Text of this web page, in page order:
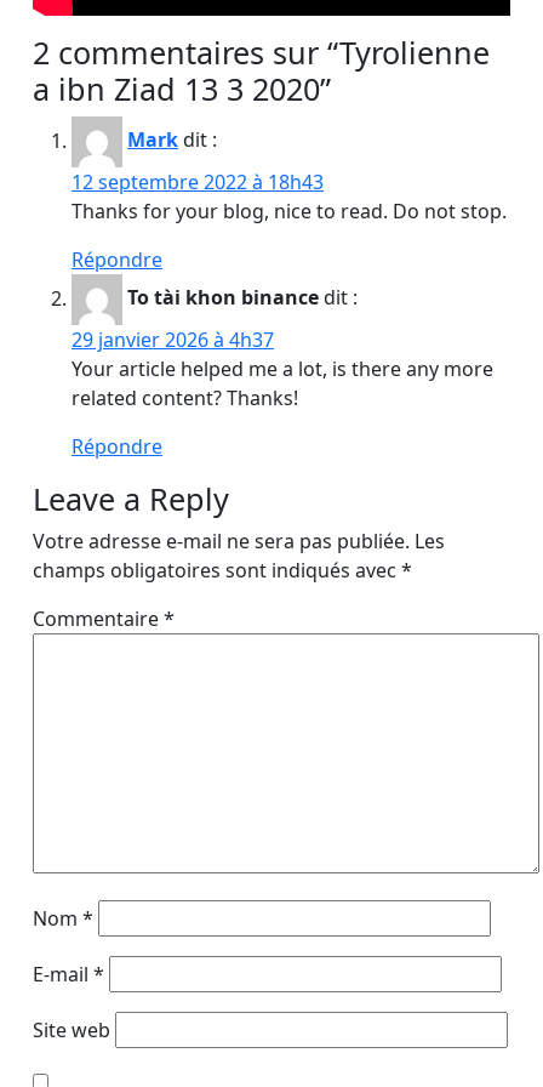
2 commentaires sur “Tyrolienne
a ibn Ziad 13 3 2020”
Markdit :
12 septembre 2022 à 18h43
Thanks for your blog, nice to read. Do not stop.
Répondre
To tài khon binancedit :
29 janvier 2026 à 4h37
Your article helped me a lot, is there any more
related content? Thanks!
Répondre
Leave a Reply
Votre adresse e-mail ne sera pas publiée. Les
champs obligatoires sont indiqués avec *
Commentaire*
Nom *
E-mail *
Site web